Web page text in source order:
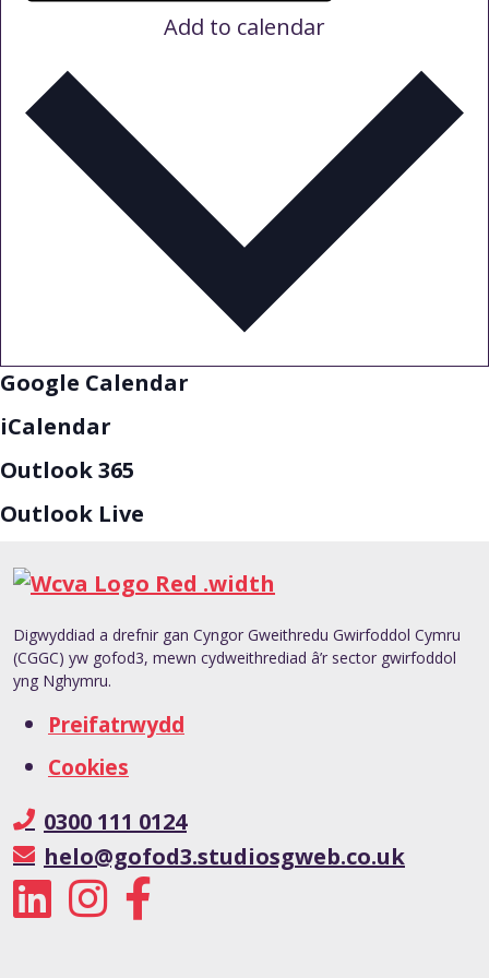
Add to calendar
Google Calendar
iCalendar
Outlook 365
Outlook Live
Digwyddiad a drefnir gan Cyngor Gweithredu Gwirfoddol Cymru
(CGGC) yw gofod3, mewn cydweithrediad â’r sector gwirfoddol
yng Nghymru.
Preifatrwydd
Cookies
0300 111 0124
helo@gofod3.studiosgweb.co.uk